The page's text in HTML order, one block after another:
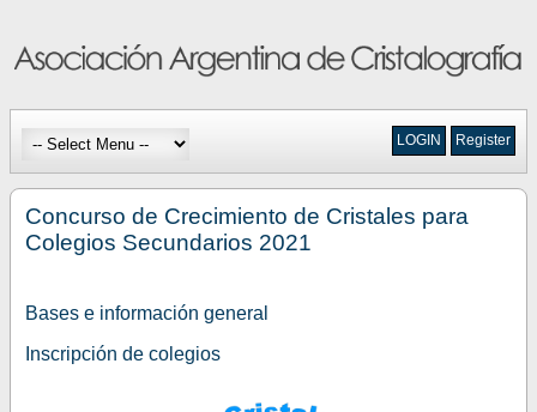
Register
LOGIN
Concurso de Crecimiento de Cristales para
Colegios Secundarios 2021
Bases e información general
Inscripción de colegios